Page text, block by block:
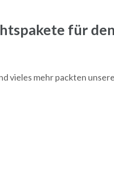
für
vieles mehr packten